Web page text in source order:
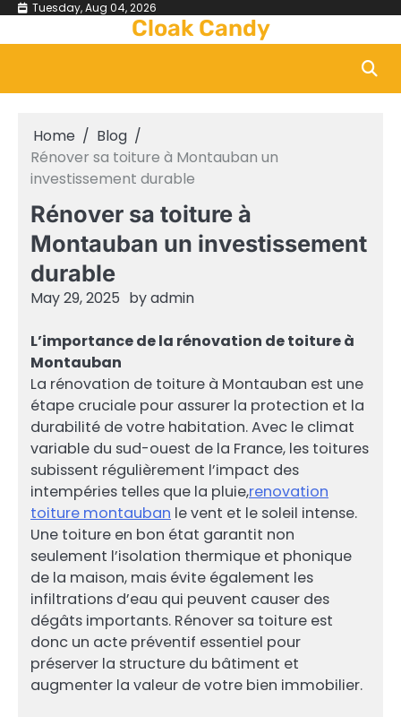
Skip Tuesday, Aug 04, 2026
Cloak Candy
Home
Blog
Rénover sa toiture à Montauban un
investissement durable
Rénover sa toiture à
Montauban un investissement
durable
May 29, 2025 byadmin
L’importance de la rénovation de toiture à
Montauban
La rénovation de toiture à Montauban est une
étape cruciale pour assurer la protection et la
durabilité de votre habitation. Avec le climat
variable du sud-ouest de la France, les toitures
subissent régulièrement l’impact des
intempéries telles que la pluie,renovation
toiture montauban le vent et le soleil intense.
Une toiture en bon état garantit non
seulement l’isolation thermique et phonique
de la maison, mais évite également les
infiltrations d’eau qui peuvent causer des
dégâts importants. Rénover sa toiture est
donc un acte préventif essentiel pour
préserver la structure du bâtiment et
augmenter la valeur de votre bien immobilier.